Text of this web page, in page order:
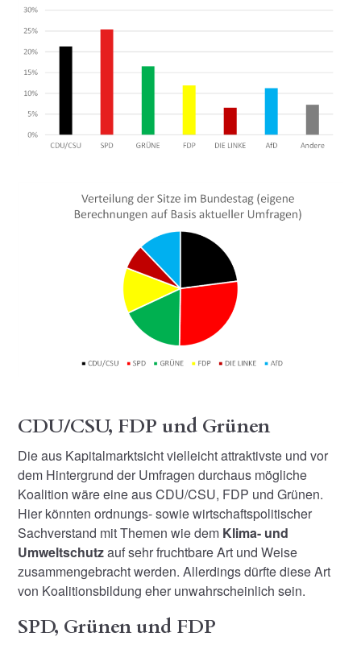
CDU/CSU, FDP und Grünen
Die aus Kapitalmarktsicht vielleicht attraktivste und vor
dem Hintergrund der Umfragen durchaus mögliche
Koalition wäre eine aus CDU/CSU, FDP und Grünen.
Hier könnten ordnungs- sowie wirtschaftspolitischer
Sachverstand mit Themen wie dem Klima- und
Umweltschutzauf sehr fruchtbare Art und Weise
zusammengebracht werden. Allerdings dürfte diese Art
von Koalitionsbildung eher unwahrscheinlich sein.
SPD, Grünen und FDP